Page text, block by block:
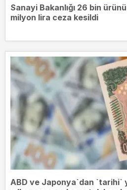
Sanayi Bakanlığı 26 bin
milyon lira ceza kesildi
ABD ve Japonya`dan `tarihi`